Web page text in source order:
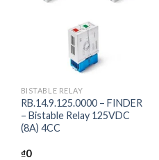
BISTABLE RELAY
RB.14.9.125.0000 – FINDER
– Bistable Relay 125VDC
(8A) 4CC
₫0